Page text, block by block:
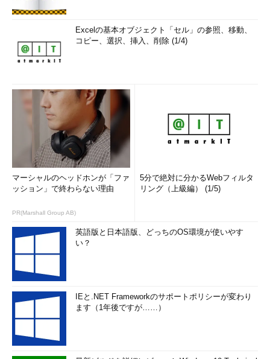
［役割の追加］ウィザードの画面
追加］で［Hyper-V］にチェックを入れて、ウィ
ザードを進めればよい。Hyper-V 1.0（Windows S
erver 2008のRTM版向けのHyper-V）は、OS出荷
後にRTM版がリリースされたため、Hyper-V用の
パッチを適用する必要があった。
（1） ［Hyper-V］にチェックを入れる。
なお、本記事の冒頭で標準「搭載」ではなく、標準「付属」と
な際にインストールして利用するためである。なお、Windows
Server 2008の初期リリース版（SP1）は、付属のHyper-Vが1.0
のテストバージョンであったために、正式版を利用するにはパッ
ス当初よりHyper-V 2.0の正式版が付属しているため、事前にパ
Hyper-VやゲストOSの管理
ストールと同時に追加されるMMCコンソール「Hyper-Vマネージ
ャー」から行う。しかし、実際の運用では、サーバはサーバ・ル
Excelの基本オブジェクト「セル」の参照、移動、
コピー、選択、挿入、削除 (1/4)
マーシャルのヘッドホンが「ファ
ッション」で終わらない理由
PR(Marshall Group AB)
5分で絶対に分かるWebフィルタ
リング（上級編） (1/5)
英語版と日本語版、どっちのOS環境が使いやす
い？
IEと.NET Frameworkのサポートポリシーが変わり
ます（1年後ですが……）